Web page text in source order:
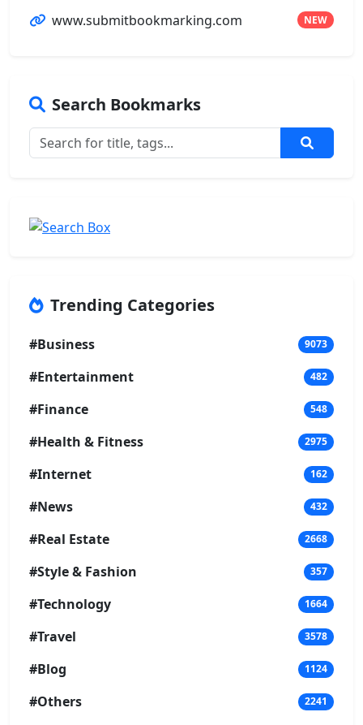
www.submitbookmarking.com NEW
Search Bookmarks
Trending Categories
#Business 9073
#Entertainment 482
#Finance 548
#Health & Fitness 2975
#Internet 162
#News 432
#Real Estate 2668
#Style & Fashion 357
#Technology 1664
#Travel 3578
#Blog 1124
#Others 2241